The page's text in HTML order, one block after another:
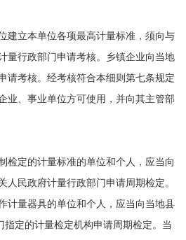
立本单位各项最高计量标准，须向与
量行政部门申请考核。乡镇企业向当地
请考核。经考核符合本细则第七条规定
业、事业单位方可使用，并向其主管部
的计量标准的单位和个人，应当向
人民政府计量行政部门申请周期检定。
量器具的单位和个人，应当向当地县
定的计量检定机构申请周期检定。当